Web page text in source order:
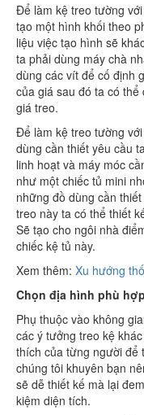
Để làm kệ treo tường
tạo một hình khối theo
liệu việc tạo hình sẽ
ta phải dùng máy chà
dùng các vít để cố định
của giá sau đó ta có
giá treo.
Để làm kệ treo tường
dùng cần thiết yêu cầu
linh hoạt và máy móc
như một chiếc tủ mini
những đồ dùng cần
treo này ta có thể thiết
Sẽ tạo cho ngôi nhà
chiếc kệ tủ này.
Xem thêm: Xu hướng
Chọn địa hình phù
Phụ thuộc vào không
các ý tưởng treo kệ
thích của từng người để
chúng tôi khuyên bạn
sẽ dễ thiết kế mà lại
kiệm diện tích.